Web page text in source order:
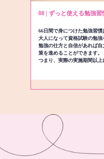
08 | ずっと使える勉強
66日間で身につけた勉強習慣
大人になって資格試験の勉
勉強の仕方と自信があれば
策を進めることができます。
つまり、実際の実施期間以上